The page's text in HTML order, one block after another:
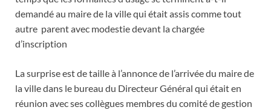
demandé au maire de la ville qui était assis comme tout
autre parent avec modestie devant la chargée
d’inscription
La surprise est de taille à l’annonce de l’arrivée du maire de
la ville dans le bureau du Directeur Général qui était en
réunion avec ses collègues membres du comité de gestion